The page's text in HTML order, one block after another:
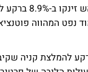
יחידות
נפט המהווה